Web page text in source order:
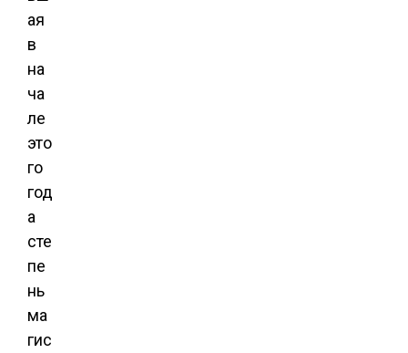
ая
в
на
ча
ле
это
го
год
а
сте
пе
нь
ма
гис